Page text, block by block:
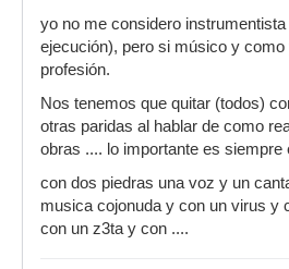
yo no me considero
ejecución), pero si músico y
profesión.
Nos tenemos que quitar (todos)
otras paridas al hablar de como
obras .... lo importante es siempre
con dos piedras una voz y un
musica cojonuda y con un virus y
con un z3ta y con ....